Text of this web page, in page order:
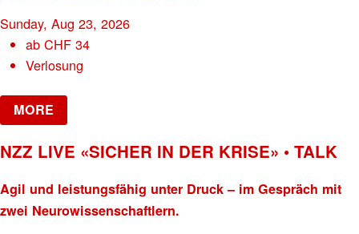
Sunday, Aug 23, 2026
abCHF 34
Verlosung
MORE
NZZ LIVE «SICHER IN DER KRISE» • TALK
Agil und leistungsfähig unter Druck – im Gespräch mit
zwei Neurowissenschaftlern.